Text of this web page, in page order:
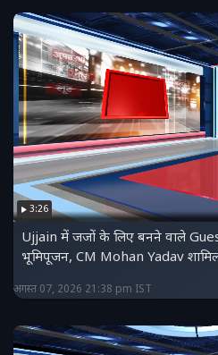
3:26
Ujjain में जजों के लिए बनने वाले
भूमिपूजन, CM Mohan Yadav
अगस्त 07, 2026 21:38 pm IST